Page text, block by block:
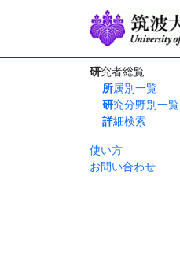
研究者総覧
所属別一覧
研究分野別一覧
詳細検索
使い方
お問い合わせ